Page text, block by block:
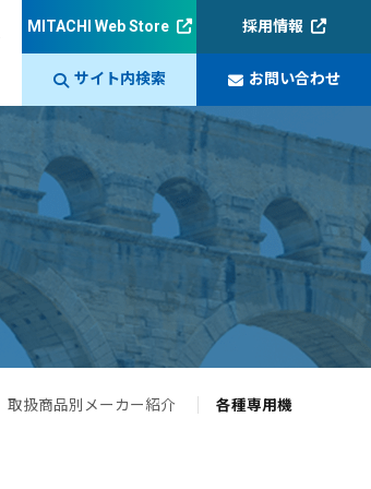
MITACHI Web Store 採用情報
サイト内検索 お問い合わせ
取扱商品別メーカー紹介 各種専用機